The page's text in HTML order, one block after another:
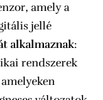
amely a
jellé
alkalmaznak:
rendszerek